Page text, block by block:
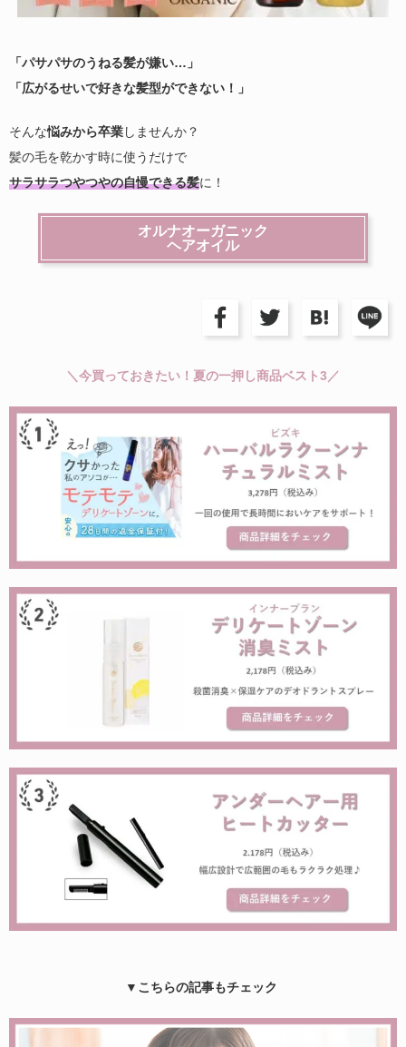
「パサパサのうねる髪が嫌い…」
「広がるせいで好きな髪型ができない！」
そんな悩みから卒業しませんか？
髪の毛を乾かす時に使うだけで
サラサラつやつやの自慢できる髪に！
オルナオーガニック
ヘアオイル
＼今買っておきたい！夏の一押し商品ベスト3／
▼こちらの記事もチェック